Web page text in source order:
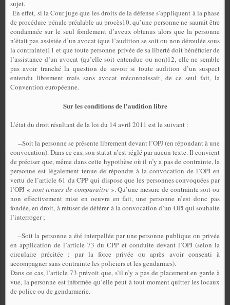
sujet.
En effet, si la Cour juge que les droits de la défense s’appliquent à la phase
de procédure pénale préalable au procès10, qu’une personne ne saurait être
condamnée sur le seul fondement d’aveux obtenus alors que la personne
n’était pas assistée d’un avocat (que l’audition se soit ou non déroulée sous
la contrainte)11 et que toute personne privée de sa liberté doit bénéficier de
l’assistance d’un avocat (qu’elle soit entendue ou non)12, elle ne semble
pas avoir tranché la question de savoir si toute audition d’un suspect
entendu librement mais sans avocat méconnaissait, de ce seul fait, la
Convention européenne.
Sur les conditions de l'audition libre
L’état du droit résultant de la loi du 14 avril 2011 est le suivant :
--Soit la personne se présente librement devant l’OPJ (en répondant à une
convocation). Dans ce cas, son statut n’est réglé par aucun texte. Il convient
de préciser que, même dans cette hypothèse où il n’y a pas de contrainte, la
personne est légalement tenue de répondre à la convocation de l’OPJ en
vertu de l’article 61 du CPP qui dispose que les personnes convoquées par
l’OPJ « sont tenues de comparaître ». Qu’une mesure de contrainte soit ou
non effectivement mise en oeuvre en fait, une personne n’est donc pas
fondée, en droit, à refuser de déférer à la convocation d’un OPJ qui souhaite
l’interroger ;
--Soit la personne a été interpellée par une personne publique ou privée
en application de l’article 73 du CPP et conduite devant l’OPJ (selon la
circulaire précitée : par la force privée ou après avoir consenti à
accompagner sans contrainte les policiers et les gendarmes).
Dans ce cas, l’article 73 prévoit que, s’il n’y a pas de placement en garde à
vue, la personne est informée qu’elle peut à tout moment quitter les locaux
de police ou de gendarmerie.